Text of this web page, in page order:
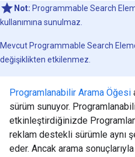
Not: Programmable Search
kullanımına sunulmaz.
Mevcut Programmable Search
değişiklikten etkilenmez.
Programlanabilir Arama Öğesi
sürüm sunuyor.
etkinleştirdiğinizde
reklam destekli sürümle aynı
eder. Ancak arama